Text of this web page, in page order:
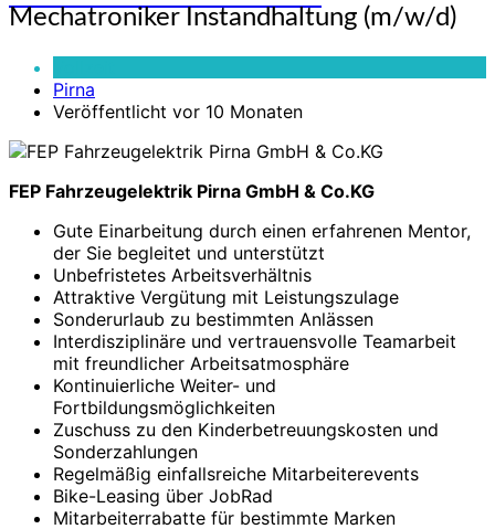
Mechatroniker
(m/w/d)
Mechatroniker Instandhaltung (m/w/d)
Pirna
Veröffentlicht vor 10 Monaten
FEP Fahrzeugelektrik Pirna GmbH & Co.KG
Gute Einarbeitung durch einen erfahrenen Mentor,
der Sie begleitet und unterstützt
Unbefristetes Arbeitsverhältnis
Attraktive Vergütung mit Leistungszulage
Sonderurlaub zu bestimmten Anlässen
Interdisziplinäre und vertrauensvolle Teamarbeit
mit freundlicher Arbeitsatmosphäre
Kontinuierliche Weiter- und
Fortbildungsmöglichkeiten
Zuschuss zu den Kinderbetreuungskosten und
Sonderzahlungen
Regelmäßig einfallsreiche Mitarbeiterevents
Bike-Leasing über JobRad
Mitarbeiterrabatte für bestimmte Marken